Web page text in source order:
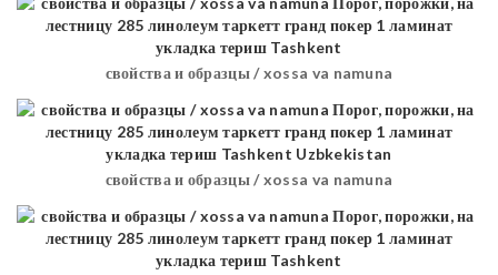
свойства и образцы / xossa va namuna
свойства и образцы / xossa va namuna